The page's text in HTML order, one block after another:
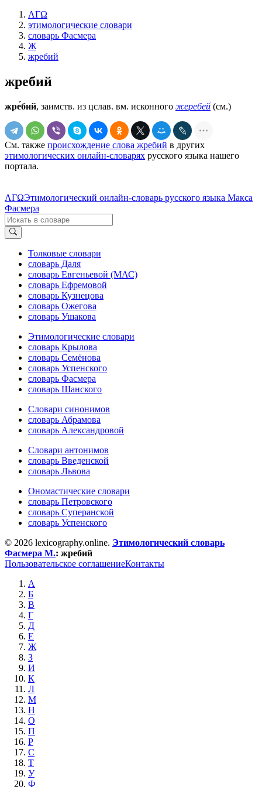
ΛΓΩ
этимологические словари
словарь Фасмера
Ж
жребий
жребий
жре́бий, заимств. из цслав. вм. исконного жеребей (см.)
См. также происхождение слова жребий в других
этимологических онлайн-словарях русского языка нашего
портала.
ΛΓΩЭтимологический онлайн-словарь русского языка Макса
Фасмера
Толковые словари
словарь Даля
словарь Евгеньевой (МАС)
словарь Ефремовой
словарь Кузнецова
словарь Ожегова
словарь Ушакова
Этимологические словари
словарь Крылова
словарь Семёнова
словарь Успенского
словарь Фасмера
словарь Шанского
Словари синонимов
словарь Абрамова
словарь Александровой
Словари антонимов
словарь Введенской
словарь Львова
Ономастические словари
словарь Петровского
словарь Суперанской
словарь Успенского
© 2026 lexicography.online. Этимологический словарь
Фасмера М.: жребий
Пользовательское соглашениеКонтакты
А
Б
В
Г
Д
Е
Ж
З
И
К
Л
М
Н
О
П
Р
С
Т
У
Ф